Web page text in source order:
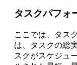
タスクパフォ
ここでは、タス
は、タスクの総
スクがスケジュ